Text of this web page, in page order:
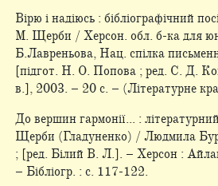
Вірю і надіюсь : бібліографічний
М. Щерби / Херсон. обл. б-ка для
Б.Лавреньова, Нац. спілка
[підгот. Н. О. Попова ; ред. С. Д.
в.], 2003. – 20 с. – (Літературне
До вершин гармонії... :
Щерби (Гладуненко) / Людмила
; [ред. Білий В. Л.]. – Херсон :
– Бібліогр. : с. 117-122.